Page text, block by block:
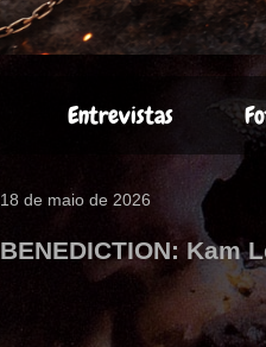
Entrevistas
18 de maio de 2026
BENEDICTION: Kam